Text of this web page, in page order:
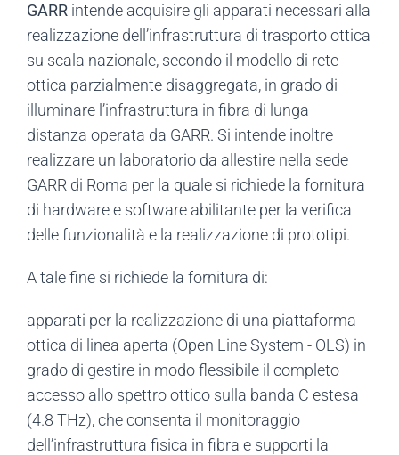
GARR intende acquisire gli apparati necessari alla
realizzazione dell’infrastruttura di trasporto ottica
su scala nazionale, secondo il modello di rete
ottica parzialmente disaggregata, in grado di
illuminare l’infrastruttura in fibra di lunga
distanza operata da GARR. Si intende inoltre
realizzare un laboratorio da allestire nella sede
GARR di Roma per la quale si richiede la fornitura
di hardware e software abilitante per la verifica
delle funzionalità e la realizzazione di prototipi.
A tale fine si richiede la fornitura di:
apparati per la realizzazione di una piattaforma
ottica di linea aperta (Open Line System - OLS) in
grado di gestire in modo flessibile il completo
accesso allo spettro ottico sulla banda C estesa
(4.8 THz), che consenta il monitoraggio
dell’infrastruttura fisica in fibra e supporti la